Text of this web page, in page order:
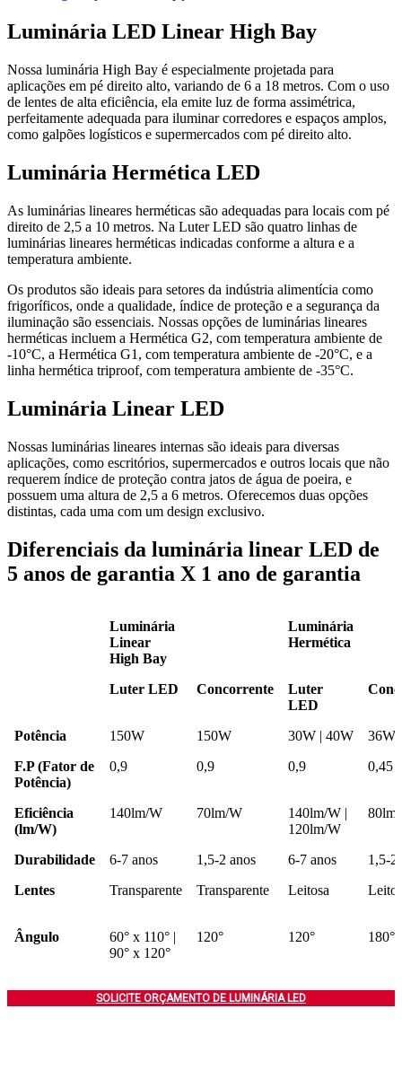
Luminária LED Linear High Bay
Nossa luminária High Bay é especialmente projetada para
aplicações em pé direito alto, variando de 6 a 18 metros. Com o uso
de lentes de alta eficiência, ela emite luz de forma assimétrica,
perfeitamente adequada para iluminar corredores e espaços amplos,
como galpões logísticos e supermercados com pé direito alto.
Luminária Hermética LED
As luminárias lineares herméticas são adequadas para locais com pé
direito de 2,5 a 10 metros. Na Luter LED são quatro linhas de
luminárias lineares herméticas indicadas conforme a altura e a
temperatura ambiente.
Os produtos são ideais para setores da indústria alimentícia como
frigoríficos, onde a qualidade, índice de proteção e a segurança da
iluminação são essenciais. Nossas opções de luminárias lineares
herméticas incluem a Hermética G2, com temperatura ambiente de
-10°C, a Hermética G1, com temperatura ambiente de -20°C, e a
linha hermética triproof, com temperatura ambiente de -35°C.
Luminária Linear LED
Nossas luminárias lineares internas são ideais para diversas
aplicações, como escritórios, supermercados e outros locais que não
requerem índice de proteção contra jatos de água de poeira, e
possuem uma altura de 2,5 a 6 metros. Oferecemos duas opções
distintas, cada uma com um design exclusivo.
Diferenciais da luminária linear LED de
5 anos de garantia X 1 ano de garantia
Luminária
Linear
High Bay
Luminária
Hermética
Luminária
Linear
Luminária
Hermética
Luter LED Concorrente
Luter
LED
Potência 150W 150W 30W | 40W
36W
F.P (Fator de
Potência)
0,9 0,9 0,9 0,45
Eficiência
(lm/W)
140lm/W 70lm/W
140lm/W |
120lm/W
Durabilidade 6-7 anos 1,5-2 anos 6-7 anos
1,5-2
Lentes
Transparente Transparente Leitosa
Ângulo
60° x 110° |
90° x 120°
120° 120° 180°
SOLICITE ORÇAMENTO DE LUMINÁRIA LED